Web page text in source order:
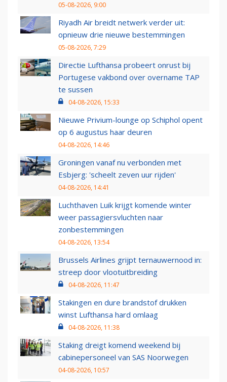
05-08-2026, 9:00
Riyadh Air breidt netwerk verder uit:
opnieuw drie nieuwe bestemmingen
05-08-2026, 7:29
Directie Lufthansa probeert onrust bij
Portugese vakbond over overname TAP
te sussen
04-08-2026, 15:33
Nieuwe Privium-lounge op Schiphol opent
op 6 augustus haar deuren
04-08-2026, 14:46
Groningen vanaf nu verbonden met
Esbjerg: 'scheelt zeven uur rijden'
04-08-2026, 14:41
Luchthaven Luik krijgt komende winter
weer passagiersvluchten naar
zonbestemmingen
04-08-2026, 13:54
Brussels Airlines grijpt ternauwernood in:
streep door vlootuitbreiding
04-08-2026, 11:47
Stakingen en dure brandstof drukken
winst Lufthansa hard omlaag
04-08-2026, 11:38
Staking dreigt komend weekend bij
cabinepersoneel van SAS Noorwegen
04-08-2026, 10:57